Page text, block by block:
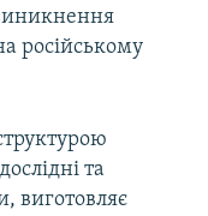
російському
та
виготовляє